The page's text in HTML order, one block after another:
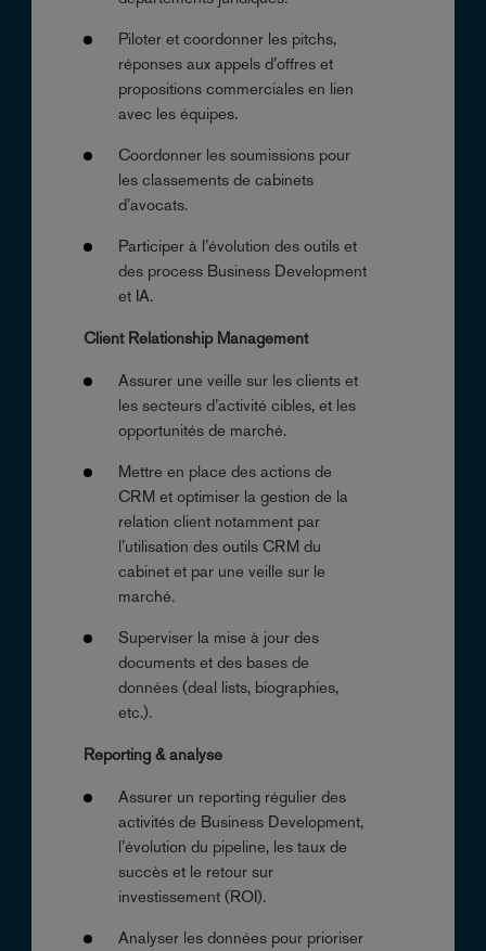
Piloter et coordonner les pitchs,
réponses aux appels d’offres et
propositions commerciales en lien
avec les équipes.
Coordonner les soumissions pour
les classements de cabinets
d’avocats.
Participer à l’évolution des outils et
des process Business Development
et IA.
Client Relationship Management
Assurer une veille sur les clients et
les secteurs d’activité cibles, et les
opportunités de marché.
Mettre en place des actions de
CRM et optimiser la gestion de la
relation client notamment par
l’utilisation des outils CRM du
cabinet et par une veille sur le
marché.
Superviser la mise à jour des
documents et des bases de
données (deal lists, biographies,
etc.).
Reporting & analyse
Assurer un reporting régulier des
activités de Business Development,
l’évolution du pipeline, les taux de
succès et le retour sur
investissement (ROI).
Analyser les données pour prioriser